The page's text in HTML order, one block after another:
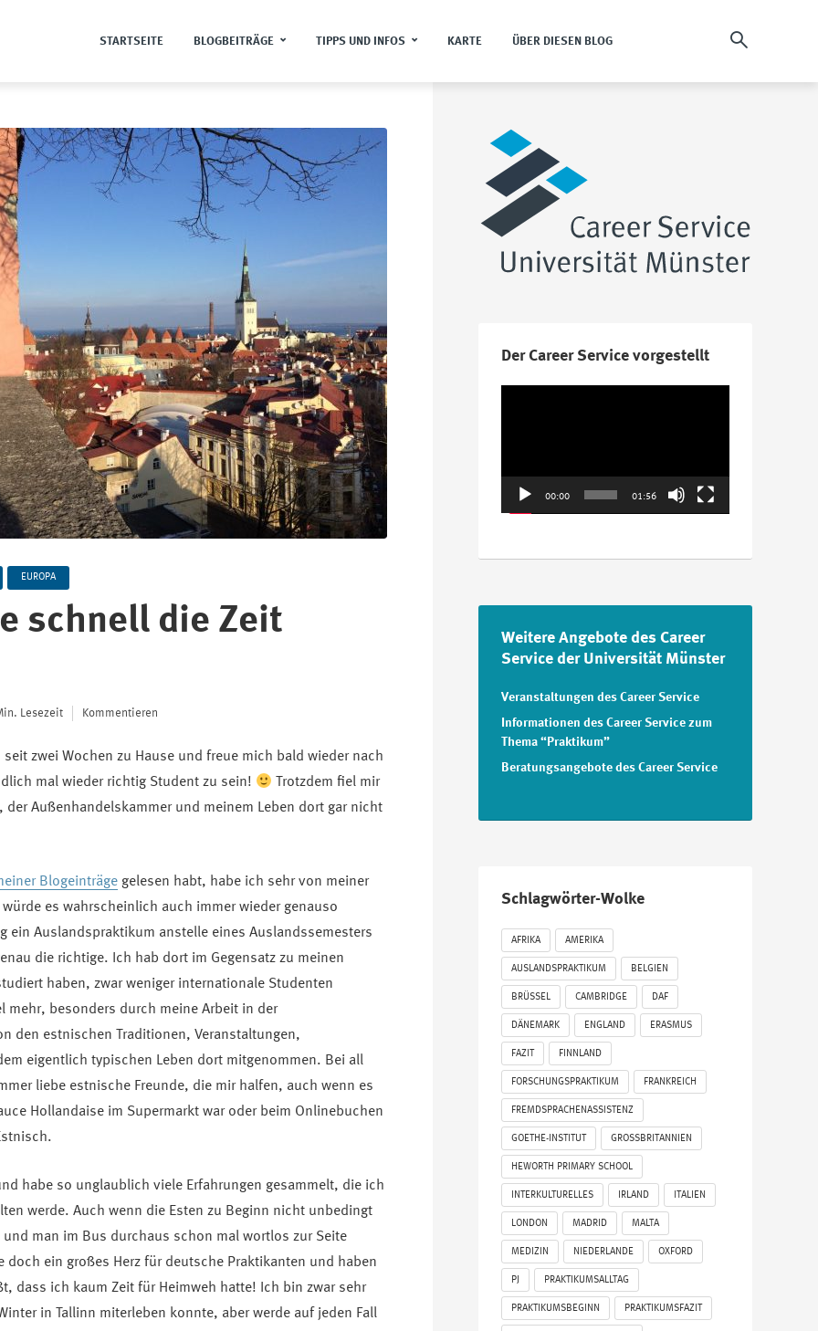
STARTSEITE BLOGBEITRÄGE TIPPS UND INFOS KARTE ÜBER DIESEN BLOG
EUROPA
schnell die Zeit
Lesezeit Kommentieren
zwei Wochen zu Hause und freue mich bald wieder nach
mal wieder richtig Student zu sein!
Trotzdem fiel mir
der Außenhandelskammer und meinem Leben dort gar nicht
Blogeinträge gelesen habt, habe ich sehr von meiner
es wahrscheinlich auch immer wieder genauso
ein Auslandspraktikum anstelle eines Auslandssemesters
die richtige. Ich hab dort im Gegensatz zu meinen
haben, zwar weniger internationale Studenten
mehr, besonders durch meine Arbeit in der
den estnischen Traditionen, Veranstaltungen,
eigentlich typischen Leben dort mitgenommen. Bei all
liebe estnische Freunde, die mir halfen, auch wenn es
Hollandaise im Supermarkt war oder beim Onlinebuchen
habe so unglaublich viele Erfahrungen gesammelt, die ich
werde. Auch wenn die Esten zu Beginn nicht unbedingt
man im Bus durchaus schon mal wortlos zur Seite
doch ein großes Herz für deutsche Praktikanten und haben
dass ich kaum Zeit für Heimweh hatte! Ich bin zwar sehr
in Tallinn miterleben konnte, aber werde auf jeden Fall
Der Career Service vorgestellt
00:00 01:56
Weitere Angebote des Career
Service der Universität Münster
Veranstaltungen des Career Service
Informationen des Career Service zum
Thema “Praktikum”
Beratungsangebote des Career Service
Schlagwörter-Wolke
AFRIKA AMERIKA
AUSLANDSPRAKTIKUM BELGIEN
BRÜSSEL CAMBRIDGE DAF
DÄNEMARK ENGLAND ERASMUS
FAZIT FINNLAND
FORSCHUNGSPRAKTIKUM FRANKREICH
FREMDSPRACHENASSISTENZ
GOETHE-INSTITUT GROSSBRITANNIEN
HEWORTH PRIMARY SCHOOL
INTERKULTURELLES IRLAND ITALIEN
LONDON MADRID MALTA
MEDIZIN NIEDERLANDE OXFORD
PJ PRAKTIKUMSALLTAG
PRAKTIKUMSBEGINN PRAKTIKUMSFAZIT